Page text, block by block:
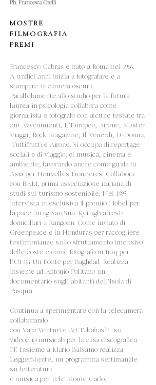
Ph. Francesca Orelli
MOSTRE
FILMOGRAFIA
PREMI
Francesco Cabras è nato a Roma nel 1966.
A undici anni inizia a fotografare e a
stampare in camera oscura.
Parallelamente allo studio per la futura
laurea in psicologia collabora come
giornalista e fotografo con alcune testate tra
cui Avvenimenti, L’Europeo, Airone, Master
Viaggi, Rock Magazine, Il Venerdì, D-Donna,
Tuttifrutti e Airone. Si occupa di reportage
sociali e di viaggio, di musica, cinema e
ambiente, lavorando anche come guida in
Asia per Nouvelles Frontieres. Collabora
con RAM, prima associazione italiana di
studi sul turismo sostenibile. Nel 1995
intervista in esclusiva il premio Nobel per
la pace Aung San Suu Kyi agli arresti
domiciliari a Rangoon. Come inviato di
Greenpeace è in Honduras per raccogliere
testimonianze sullo sfruttamento intensivo
delle coste e come fotografo in Iraq per
l’ONG Un Ponte per Baghdad. Realizza
insieme ad Antonio Politano un
documentario sugli abitanti dell’Isola di
Pasqua.
Continua a sperimentare con la telecamera
collaborando
con Varo Venturi e Ari Takahashi su
videoclip musicali per la casa discografica
IT. Insieme a Mario Balsamo realizza
LeggerMente, un programma settimanale
su letteratura
e musica per Tele Monte Carlo,